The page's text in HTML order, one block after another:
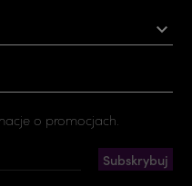

o promocjach.